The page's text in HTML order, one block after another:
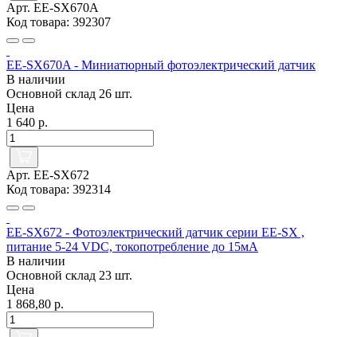
Арт. EE-SX670A
Код товара: 392307
EE-SX670A - Миниатюрный фотоэлектрический датчик
В наличии
Основной склад 26 шт.
Цена
1 640 р.
Арт. EE-SX672
Код товара: 392314
EE-SX672 - Фотоэлектрический датчик серии EE-SX ,
питание 5-24 VDC, токопотребление до 15мА
В наличии
Основной склад 23 шт.
Цена
1 868,80 р.